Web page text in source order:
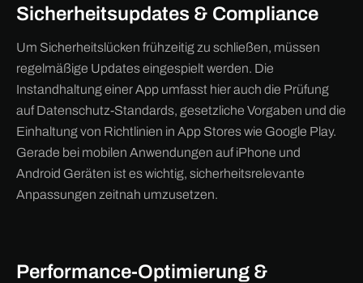
Sicherheitsupdates & Compliance
Um Sicherheitslücken frühzeitig zu schließen, müssen
regelmäßige Updates eingespielt werden. Die
Instandhaltung einer App umfasst hier auch die Prüfung
auf Datenschutz-Standards, gesetzliche Vorgaben und die
Einhaltung von Richtlinien in App Stores wie Google Play.
Gerade bei mobilen Anwendungen auf iPhone und
Android Geräten ist es wichtig, sicherheitsrelevante
Anpassungen zeitnah umzusetzen.
Performance-Optimierung &